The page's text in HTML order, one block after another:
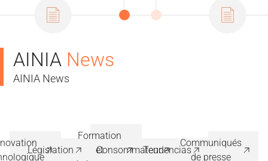
AINIA News
AINIA News
Législation
Formation
et
ConsommateurTendencias
Communiqués
de presse